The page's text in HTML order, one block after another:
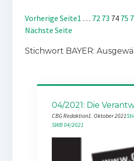
Vorherige Seite1 … 72 73 74 75
Nächste Seite
Stichwort BAYER:
04/2021: Die
CBG Redaktion1. Oktober 2021
SWB 04/2021